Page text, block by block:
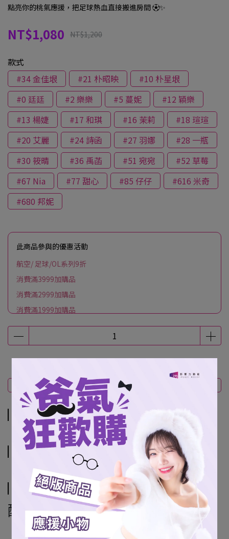
點亮你的桃氣應援，把足球熱血直接搬進房間 ⚽✨
NT$1,080 NT$1,200
款式
#34 金佳垠
#21 朴昭映
#10 朴星垠
#0 廷廷
#2 樂樂 #5 蔓妮
#12 穎樂
#13 楊婕
#17 和琪 #16 茉莉
#18 瑄瑄
#20 艾麗
#24 詩函 #27 羽娜
#28 一瓶
#30 筱晴
#36 禹菡 #51 宛宛
#52 草莓
#67 Nia
#77 甜心 #85 仔仔
#616 米奇
#680 邦妮
此商品參與的優惠活動
航空/ 足球/OL系列9折
消費滿3999加購品
消費滿2999加購品
消費滿1999加購品
商品介紹 規格說明
商品介紹
規格說明
運送方式
配送方式
7-11超商取貨